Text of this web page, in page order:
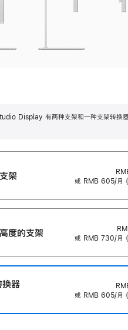
Display 有两种支架和一种支架转换器
架
或 RMB 605/月
度的支‍架
或 RMB 730/月
器
或 RMB 605/月